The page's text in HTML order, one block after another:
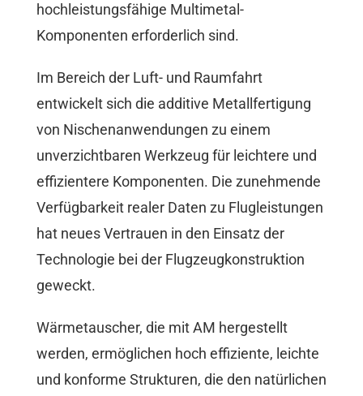
hochleistungsfähige Multimetal-
Komponenten erforderlich sind.
Im Bereich der Luft- und Raumfahrt
entwickelt sich die additive Metallfertigung
von Nischenanwendungen zu einem
unverzichtbaren Werkzeug für leichtere und
effizientere Komponenten. Die zunehmende
Verfügbarkeit realer Daten zu Flugleistungen
hat neues Vertrauen in den Einsatz der
Technologie bei der Flugzeugkonstruktion
geweckt.
Wärmetauscher, die mit AM hergestellt
werden, ermöglichen hoch effiziente, leichte
und konforme Strukturen, die den natürlichen